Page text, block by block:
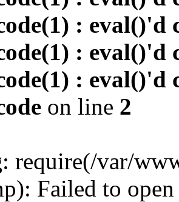
: eval()'d
: eval()'d
: eval()'d
on line 2
: require(/var/
Failed to